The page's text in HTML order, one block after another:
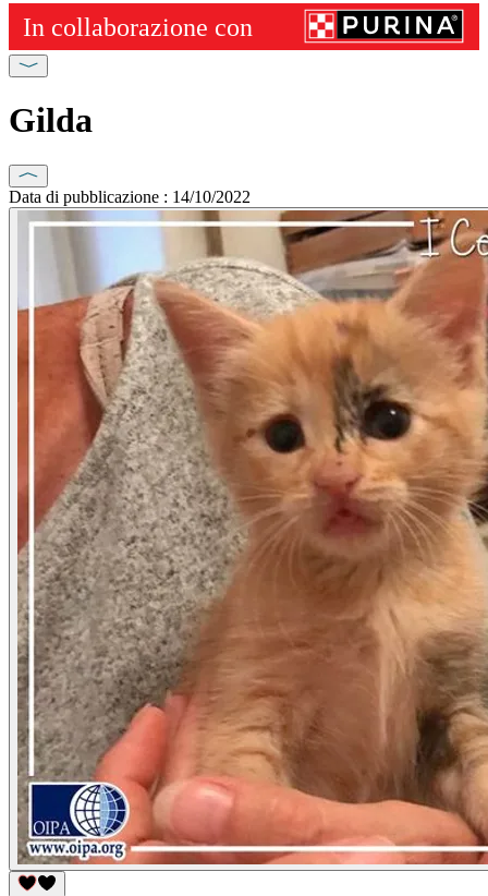
Gilda
Data di pubblicazione : 14/10/2022